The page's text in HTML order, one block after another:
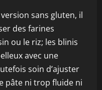
sans gluten, il
des farines
ou le riz; les blinis
avec une
soin d’ajuster
pâte ni trop fluide ni